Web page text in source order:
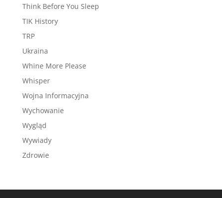
Think Before You Sleep
TIK History
TRP
Ukraina
Whine More Please
Whisper
Wojna Informacyjna
Wychowanie
Wygląd
Wywiady
Zdrowie